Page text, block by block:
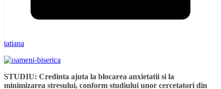
tatiana
STUDIU: Credinta ajuta la blocarea anxietatii si la
minimizarea stresului, conform studiului unor cercetatori din